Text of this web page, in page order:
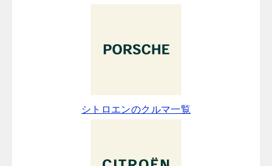
シトロエンのクルマ一覧